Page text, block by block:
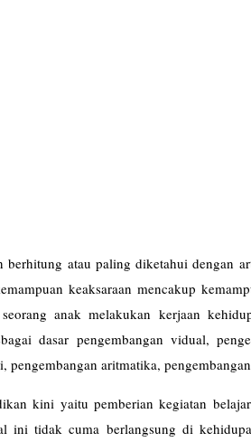
berhitung atau paling diketahui dengan
keaksaraan mencakup
anak melakukan kerjaan
dasar pengembangan vidual,
aritmatika,
kini yaitu pemberian kegiatan
ini tidak cuma berlangsung di